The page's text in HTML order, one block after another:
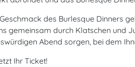
des Burlesque Dinners
gemeinsam durch Klatschen und
Abend sorgen, bei dem
Ihr Ticket!